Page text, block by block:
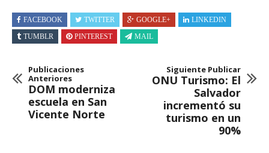
FACEBOOK TWITTER GOOGLE+
LINKEDIN
TUMBLR
PINTEREST MAIL
Publicaciones
Anteriores
DOM moderniza
escuela en San
Vicente Norte
Siguiente Publicar
ONU Turismo: El
Salvador
incrementó su
turismo en un
90%